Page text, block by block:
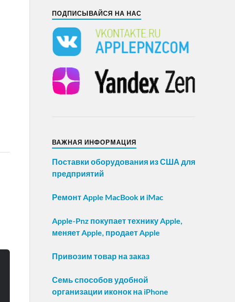
ПОДПИСЫВАЙСЯ НА НАС
ВАЖНАЯ ИНФОРМАЦИЯ
Поставки оборудования из США для
предприятий
Ремонт Apple MacBook и iMac
Apple-Pnz покупает технику Apple,
меняет Apple, продает Apple
Привозим товар на заказ
Семь способов удобной
организации иконок на iPhone